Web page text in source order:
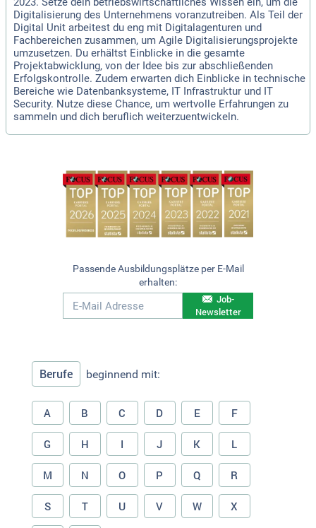
Digitalisierung des Unternehmens voranzutreiben. Als Teil der
Digital Unit arbeitest du eng mit Digitalagenturen und
Fachbereichen zusammen, um Agile Digitalisierungsprojekte
umzusetzen. Du erhältst Einblicke in die gesamte
Projektabwicklung, von der Idee bis zur abschließenden
Erfolgskontrolle. Zudem erwarten dich Einblicke in technische
Bereiche wie Datenbanksysteme, IT Infrastruktur und IT
Security. Nutze diese Chance, um wertvolle Erfahrungen zu
sammeln und dich beruflich weiterzuentwickeln.
Passende Ausbildungsplätze per E-Mail
erhalten:
Job-
Newsletter
Berufe beginnend mit:
A B C D E F
G H I J K L
M N O P Q R
S T U V W X